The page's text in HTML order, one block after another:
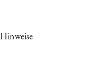
Hinweise